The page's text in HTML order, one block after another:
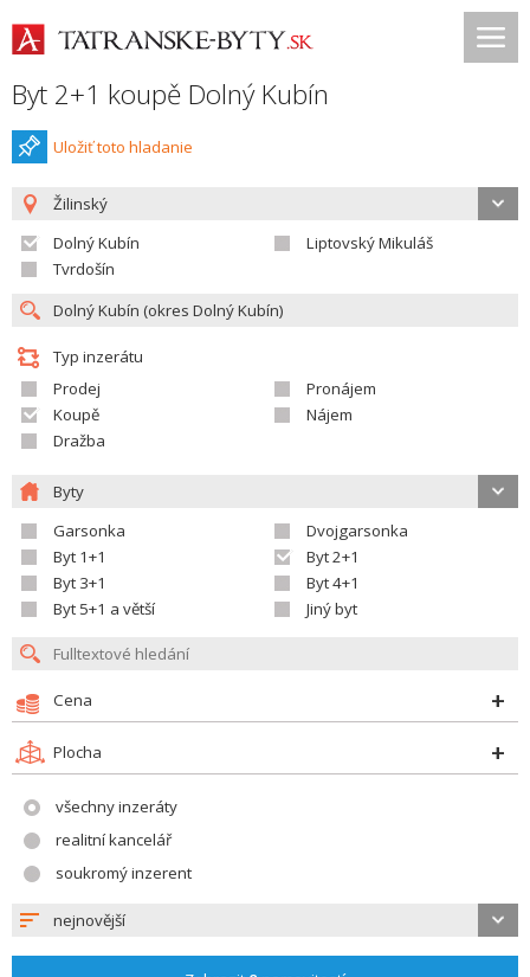
Byt 2+1 koupě Dolný Kubín
Uložiť toto hladanie
Žilinský
Dolný Kubín
Liptovský Mikuláš
Tvrdošín
Typ inzerátu
Prodej
Pronájem
Koupě
Nájem
Dražba
Byty
Garsonka
Dvojgarsonka
Byt 1+1
Byt 2+1
Byt 3+1
Byt 4+1
Byt 5+1 a větší
Jiný byt
Cena
Plocha
všechny inzeráty
realitní kancelář
soukromý inzerent
nejnovější